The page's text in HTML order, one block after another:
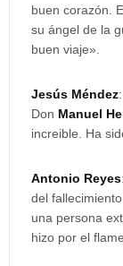
buen corazón.
su ángel de la
buen viaje».
Jesús Méndez
Don Manuel
increible. Ha
Antonio Reyes
del
una persona
hizo por el